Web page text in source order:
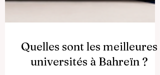
Quelles sont les meilleures